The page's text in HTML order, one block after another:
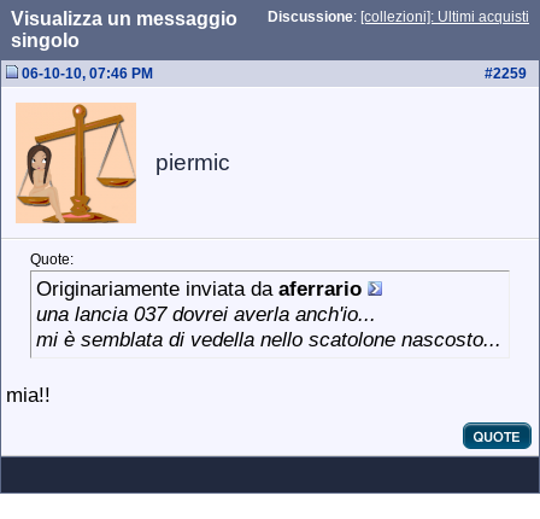
Discussione: [collezioni]: Ultimi acquisti
Visualizza un messaggio
singolo
#2259
06-10-10, 07:46 PM
piermic
Quote:
Originariamente inviata da aferrario
una lancia 037 dovrei averla anch'io...
mi è semblata di vedella nello scatolone nascosto...
mia!!